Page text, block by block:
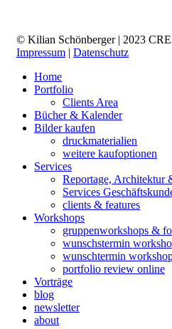
© Kilian Schönberger | 2023
Impressum | Datenschutz
Home
Portfolio
Clients Area
Bücher & Kalender
Bilder kaufen
druckmaterialien
weitere kaufoptionen
Services
Reportage, Architektur
Services
clients & features
Workshops
gruppenworkshops &
wunschstermin
wunschtermin
portfolio review online
Vorträge
blog
newsletter
about